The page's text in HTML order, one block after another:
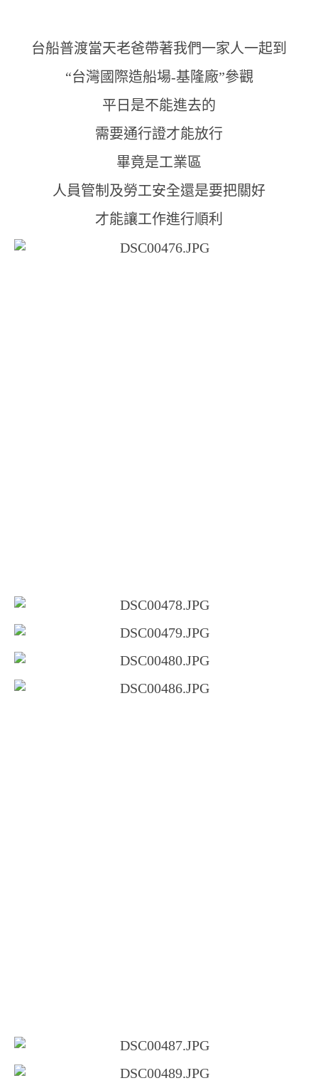
台船普渡當天老爸帶著我們一家人一起到
“台灣國際造船場-基隆廠”參觀
平日是不能進去的
需要通行證才能放行
畢竟是工業區
人員管制及勞工安全還是要把關好
才能讓工作進行順利